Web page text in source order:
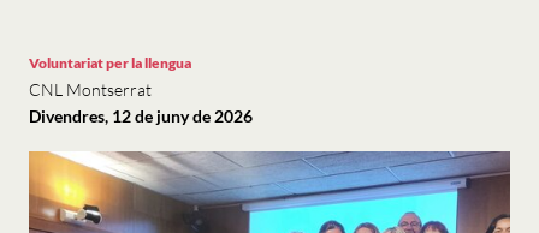
Voluntariat per la llengua
CNL Montserrat
Divendres, 12 de juny de 2026